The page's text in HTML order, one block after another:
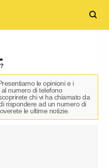
le opinioni e i
numero di telefono
chi vi ha chiamato da
rispondere ad un numero di
le ultime notizie.